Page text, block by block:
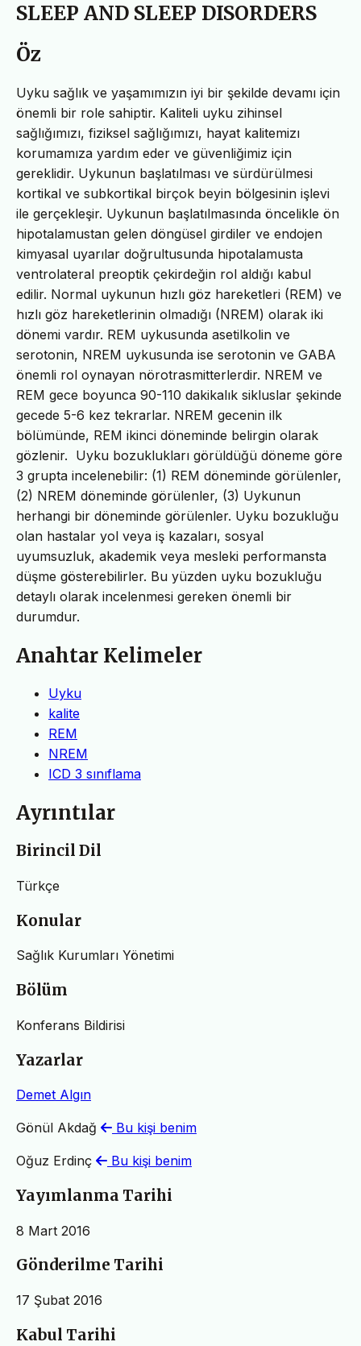
SLEEP AND SLEEP DISORDERS
Öz
Uyku sağlık ve yaşamımızın iyi bir şekilde devamı için
önemli bir role sahiptir. Kaliteli uyku zihinsel
sağlığımızı, fiziksel sağlığımızı, hayat kalitemizı
korumamıza yardım eder ve güvenliğimiz için
gereklidir. Uykunun başlatılması ve sürdürülmesi
kortikal ve subkortikal birçok beyin bölgesinin işlevi
ile gerçekleşir. Uykunun başlatılmasında öncelikle ön
hipotalamustan gelen döngüsel girdiler ve endojen
kimyasal uyarılar doğrultusunda hipotalamusta
ventrolateral preoptik çekirdeğin rol aldığı kabul
edilir. Normal uykunun hızlı göz hareketleri (REM) ve
hızlı göz hareketlerinin olmadığı (NREM) olarak iki
dönemi vardır. REM uykusunda asetilkolin ve
serotonin, NREM uykusunda ise serotonin ve GABA
önemli rol oynayan nörotrasmitterlerdir. NREM ve
REM gece boyunca 90-110 dakikalık sikluslar şekinde
gecede 5-6 kez tekrarlar. NREM gecenin ilk
bölümünde, REM ikinci döneminde belirgin olarak
gözlenir. Uyku bozuklukları görüldüğü döneme göre
3 grupta incelenebilir: (1) REM döneminde görülenler,
(2) NREM döneminde görülenler, (3) Uykunun
herhangi bir döneminde görülenler. Uyku bozukluğu
olan hastalar yol veya iş kazaları, sosyal
uyumsuzluk, akademik veya mesleki performansta
düşme gösterebilirler. Bu yüzden uyku bozukluğu
detaylı olarak incelenmesi gereken önemli bir
durumdur.
Anahtar Kelimeler
Uyku
kalite
REM
NREM
ICD 3 sınıflama
Ayrıntılar
Birincil Dil
Türkçe
Konular
Sağlık Kurumları Yönetimi
Bölüm
Konferans Bildirisi
Yazarlar
Demet Algın
Gönül Akdağ Bu kişi benim
Oğuz Erdinç Bu kişi benim
Yayımlanma Tarihi
8 Mart 2016
Gönderilme Tarihi
17 Şubat 2016
Kabul Tarihi